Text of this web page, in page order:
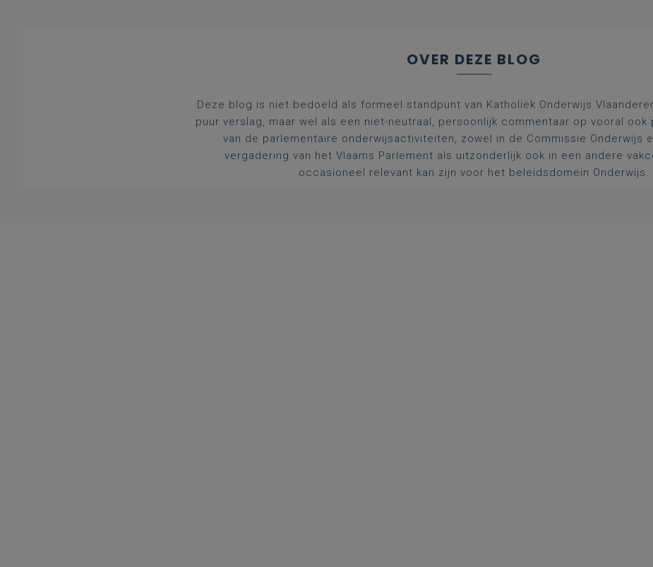
OVER DEZE BLOG
Deze blog is niet bedoeld als formeel standpunt van Katholiek Onderwijs
puur verslag, maar wel als een niet-neutraal, persoonlijk commentaar op vooral
van de parlementaire onderwijsactiviteiten, zowel in de Commissie Onderwijs
vergadering van het Vlaams Parlement als uitzonderlijk ook in een andere
occasioneel relevant kan zijn voor het beleidsdomein Onderwijs.